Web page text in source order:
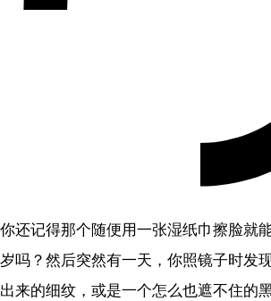
你还记得那个随便用一张湿纸巾擦脸就
岁吗？然后突然有一天，你照镜子时发
出来的细纹，或是一个怎么也遮不住的